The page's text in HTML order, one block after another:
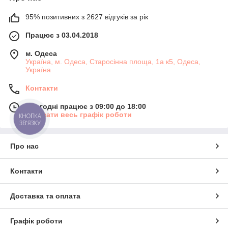
95% позитивних з 2627 відгуків за рік
Працює з 03.04.2018
м. Одеса
Україна, м. Одеса, Старосінна площа, 1а к5, Одеса,
Україна
Контакти
Сьогодні працює з 09:00 до 18:00
Показати весь графік роботи
Про нас
Контакти
Доставка та оплата
Графік роботи
КНОПКА
ЗВ'ЯЗКУ